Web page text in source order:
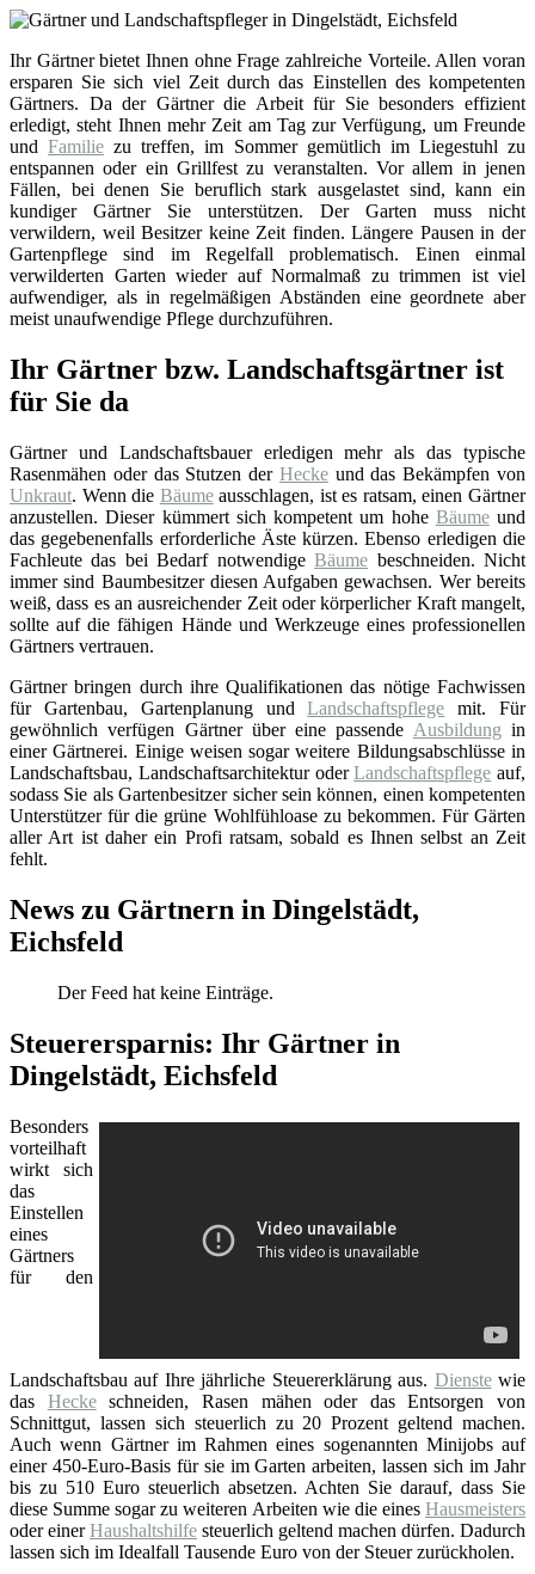
Ihr Gärtner bietet Ihnen ohne Frage zahlreiche Vorteile. Allen voran
ersparen Sie sich viel Zeit durch das Einstellen des kompetenten
Gärtners. Da der Gärtner die Arbeit für Sie besonders effizient
erledigt, steht Ihnen mehr Zeit am Tag zur Verfügung, um Freunde
undFamilie zu treffen, im Sommer gemütlich im Liegestuhl zu
entspannen oder ein Grillfest zu veranstalten. Vor allem in jenen
Fällen, bei denen Sie beruflich stark ausgelastet sind, kann ein
kundiger Gärtner Sie unterstützen. Der Garten muss nicht
verwildern, weil Besitzer keine Zeit finden. Längere Pausen in der
Gartenpflege sind im Regelfall problematisch. Einen einmal
verwilderten Garten wieder auf Normalmaß zu trimmen ist viel
aufwendiger, als in regelmäßigen Abständen eine geordnete aber
meist unaufwendige Pflege durchzuführen.
Ihr Gärtner bzw. Landschaftsgärtner ist
für Sie da
Gärtner und Landschaftsbauer erledigen mehr als das typische
Rasenmähen oder das Stutzen der Heckeund das Bekämpfen von
Unkraut. Wenn die Bäumeausschlagen, ist es ratsam, einen Gärtner
anzustellen. Dieser kümmert sich kompetent um hohe Bäumeund
das gegebenenfalls erforderliche Äste kürzen. Ebenso erledigen die
Fachleute das bei Bedarf notwendigeBäume beschneiden. Nicht
immer sind Baumbesitzer diesen Aufgaben gewachsen. Wer bereits
weiß, dass es an ausreichender Zeit oder körperlicher Kraft mangelt,
sollte auf die fähigen Hände und Werkzeuge eines professionellen
Gärtners vertrauen.
Gärtner bringen durch ihre Qualifikationen das nötige Fachwissen
für Gartenbau, Gartenplanung undLandschaftspflege mit. Für
gewöhnlich verfügen Gärtner über eine passende Ausbildung in
einer Gärtnerei. Einige weisen sogar weitere Bildungsabschlüsse in
Landschaftsbau, Landschaftsarchitektur oderLandschaftspflege auf,
sodass Sie als Gartenbesitzer sicher sein können, einen kompetenten
Unterstützer für die grüne Wohlfühloase zu bekommen. Für Gärten
aller Art ist daher ein Profi ratsam, sobald es Ihnen selbst an Zeit
fehlt.
News zu Gärtnern in Dingelstädt,
Eichsfeld
Der Feed hat keine Einträge.
Steuerersparnis: Ihr Gärtner in
Dingelstädt, Eichsfeld
Besonders
vorteilhaft
wirkt sich
das
Einstellen
eines
Gärtners
für den
Landschaftsbau auf Ihre jährliche Steuererklärung aus. Dienstewie
das Heckeschneiden, Rasen mähen oder das Entsorgen von
Schnittgut, lassen sich steuerlich zu 20 Prozent geltend machen.
Auch wenn Gärtner im Rahmen eines sogenannten Minijobs auf
einer 450-Euro-Basis für sie im Garten arbeiten, lassen sich im Jahr
bis zu 510 Euro steuerlich absetzen. Achten Sie darauf, dass Sie
diese Summe sogar zu weiteren Arbeiten wie die eines Hausmeisters
oder einerHaushaltshilfe steuerlich geltend machen dürfen. Dadurch
lassen sich im Idealfall Tausende Euro von der Steuer zurückholen.